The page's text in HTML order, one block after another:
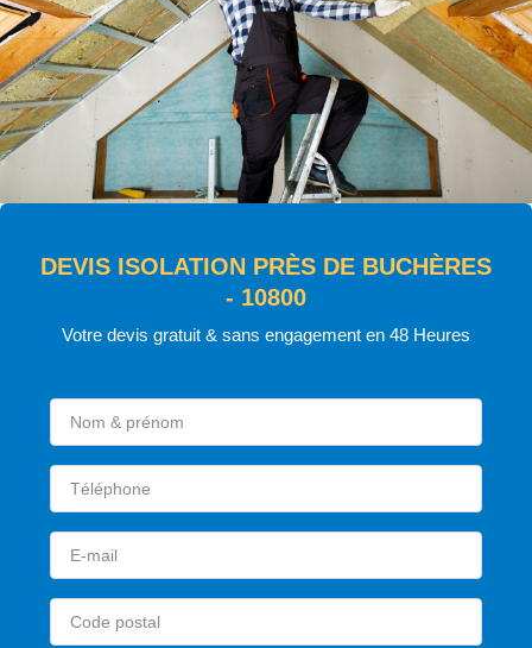
DEVIS ISOLATION PRÈS DE BUCHÈRES
- 10800
Votre devis gratuit & sans engagement en 48 Heures